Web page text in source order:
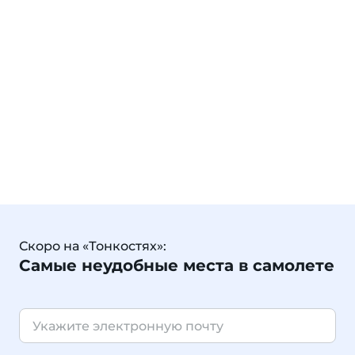
Скоро на «Тонкостях»:
Самые неудобные места в самолете